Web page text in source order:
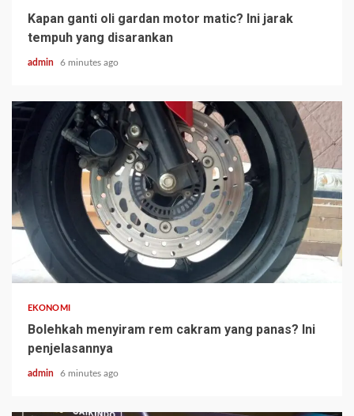
Kapan ganti oli gardan motor matic? Ini jarak
tempuh yang disarankan
admin 6 minutes ago
EKONOMI
Bolehkah menyiram rem cakram yang panas? Ini
penjelasannya
admin 6 minutes ago